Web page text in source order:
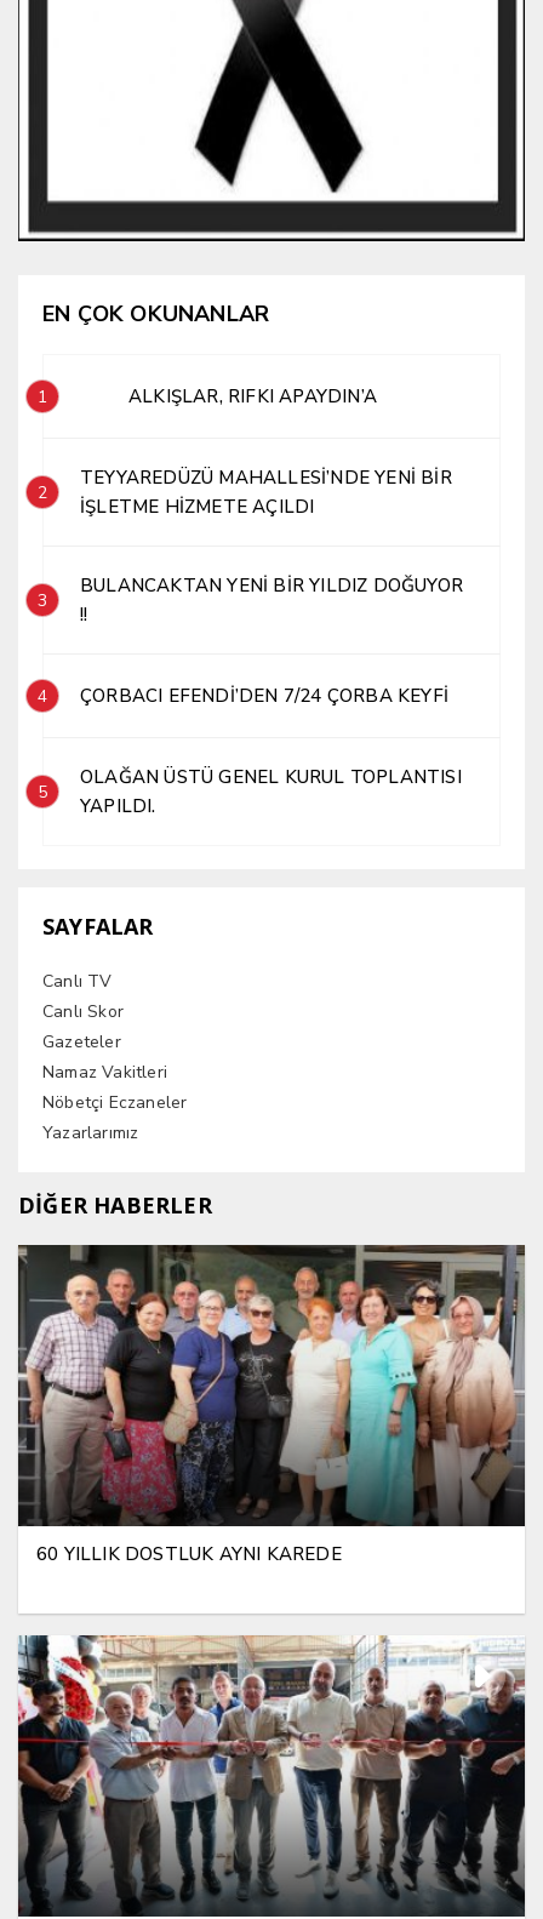
EN ÇOK OKUNANLAR
1 ALKIŞLAR, RIFKI APAYDIN’A
2
TEYYAREDÜZÜ MAHALLESİ’NDE YENİ BİR
İŞLETME HİZMETE AÇILDI
3
BULANCAKTAN YENİ BİR YILDIZ DOĞUYOR
!!
4 ÇORBACI EFENDİ’DEN 7/24 ÇORBA KEYFİ
5
OLAĞAN ÜSTÜ GENEL KURUL TOPLANTISI
YAPILDI.
SAYFALAR
Canlı TV
Canlı Skor
Gazeteler
Namaz Vakitleri
Nöbetçi Eczaneler
Yazarlarımız
DİĞER HABERLER
60 YILLIK DOSTLUK AYNI KAREDE